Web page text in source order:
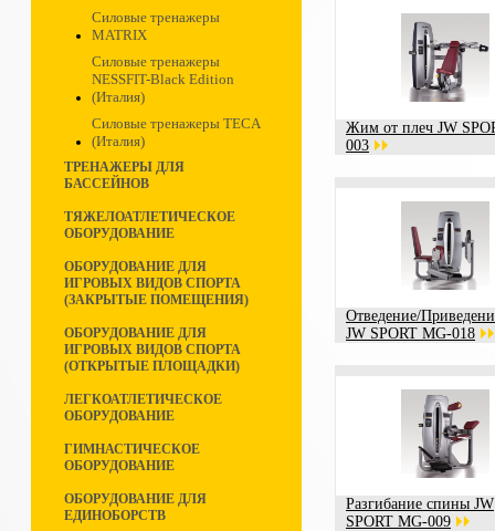
Силовые тренажеры
MATRIX
Силовые тренажеры
NESSFIT-Black Edition
(Италия)
Силовые тренажеры TECA
(Италия)
ТРЕНАЖЕРЫ ДЛЯ
БАССЕЙНОВ
ТЯЖЕЛОАТЛЕТИЧЕСКОЕ
ОБОРУДОВАНИЕ
ОБОРУДОВАНИЕ ДЛЯ
ИГРОВЫХ ВИДОВ СПОРТА
(ЗАКРЫТЫЕ ПОМЕЩЕНИЯ)
ОБОРУДОВАНИЕ ДЛЯ
ИГРОВЫХ ВИДОВ СПОРТА
(ОТКРЫТЫЕ ПЛОЩАДКИ)
ЛЕГКОАТЛЕТИЧЕСКОЕ
ОБОРУДОВАНИЕ
ГИМНАСТИЧЕСКОЕ
ОБОРУДОВАНИЕ
ОБОРУДОВАНИЕ ДЛЯ
ЕДИНОБОРСТВ
Жим от плеч JW
003
Отведение/
JW SPORT MG-018
Разгибание спины JW
SPORT MG-009